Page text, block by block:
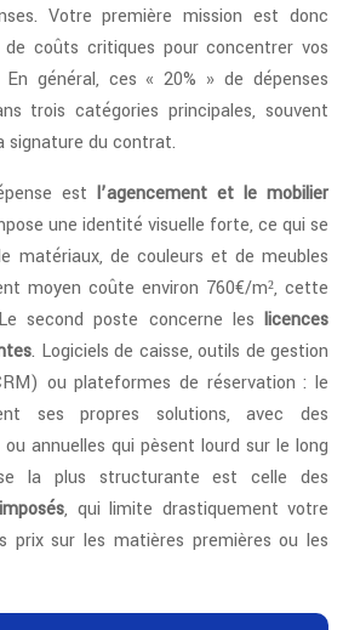
Votre première mission est donc
coûts critiques pour concentrer vos
général, ces « 20% » de dépenses
trois catégories principales, souvent
signature du contrat.
est l’agencement et le mobilier
une identité visuelle forte, ce qui se
matériaux, de couleurs et de meubles
moyen coûte environ 760€/m², cette
second poste concerne les licences
. Logiciels de caisse, outils de gestion
ou plateformes de réservation : le
ses propres solutions, avec des
annuelles qui pèsent lourd sur le long
la plus structurante est celle des
, qui limite drastiquement votre
prix sur les matières premières ou les